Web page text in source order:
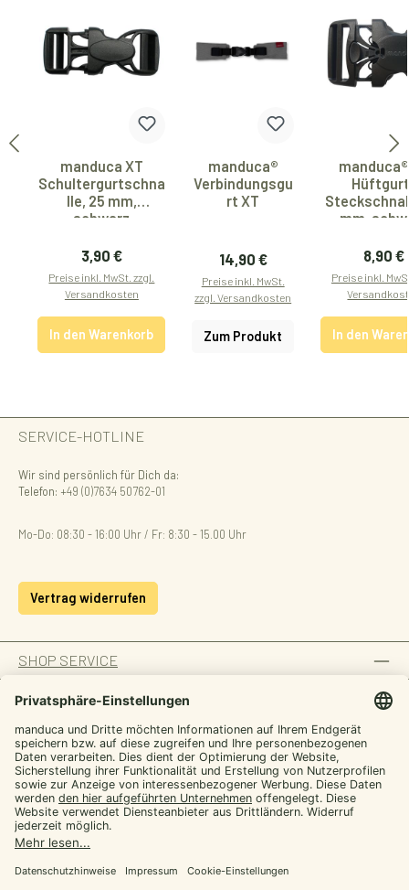
manduca XT
Schultergurtschna
lle, 25 mm,
schwarz
Regulärer Preis:
3,90 €
Preise inkl. MwSt. zzgl.
Versandkosten
In den Warenkorb
manduca®
Verbindungsgu
rt XT
Regulärer Preis:
14,90 €
Preise inkl. MwSt.
zzgl. Versandkosten
Zum Produkt
mm,
8,90 €
Preise inkl.
In den
SERVICE-HOTLINE
Wir sind persönlich für Dich da:
Telefon: +49 (0)7634 50762-01
Mo-Do: 08:30 - 16:00 Uhr / Fr: 8:30 - 15.00 Uhr
Vertrag widerrufen
SHOP SERVICE
INFORMATION
ZAHLUNGSARTEN
SICHER EINKAUFEN
UNSERE COMMUNITIES